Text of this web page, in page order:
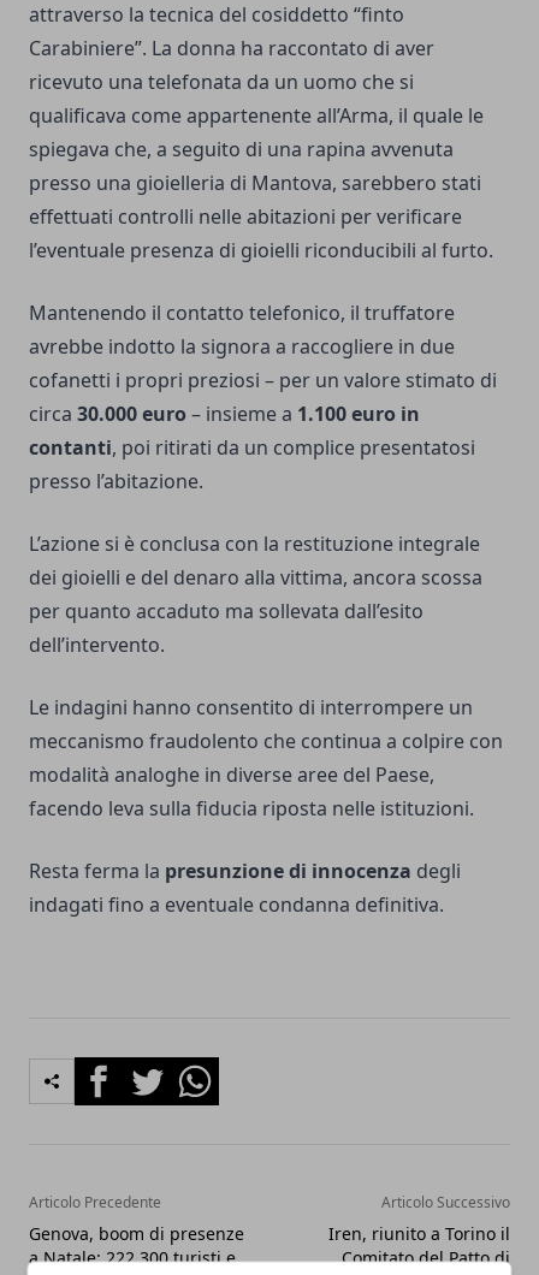
attraverso la tecnica del cosiddetto “finto
Carabiniere”. La donna ha raccontato di aver
ricevuto una telefonata da un uomo che si
qualificava come appartenente all’Arma, il quale le
spiegava che, a seguito di una rapina avvenuta
presso una gioielleria di Mantova, sarebbero stati
effettuati controlli nelle abitazioni per verificare
l’eventuale presenza di gioielli riconducibili al furto.
Mantenendo il contatto telefonico, il truffatore
avrebbe indotto la signora a raccogliere in due
cofanetti i propri preziosi – per un valore stimato di
circa 30.000 euro – insieme a 1.100 euro in
contanti, poi ritirati da un complice presentatosi
presso l’abitazione.
L’azione si è conclusa con la restituzione integrale
dei gioielli e del denaro alla vittima, ancora scossa
per quanto accaduto ma sollevata dall’esito
dell’intervento.
Le indagini hanno consentito di interrompere un
meccanismo fraudolento che continua a colpire con
modalità analoghe in diverse aree del Paese,
facendo leva sulla fiducia riposta nelle istituzioni.
Resta ferma la presunzione di innocenza degli
indagati fino a eventuale condanna definitiva.
FacebookTwitterWhatsapp
Articolo Precedente
Genova, boom di presenze
a Natale: 222.300 turisti e
Articolo Successivo
Iren, riunito a Torino il
Comitato del Patto di